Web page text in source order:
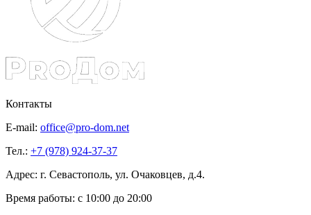
Контакты
E-mail: office@pro-dom.net
Тел.: +7 (978) 924-37-37
Адрес: г. Севастополь, ул. Очаковцев, д.4.
Время работы: с 10:00 до 20:00